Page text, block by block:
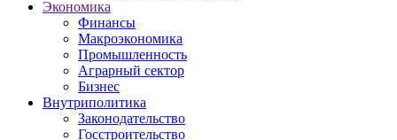
Экономика
Финансы
Макроэкономика
Промышленность
Аграрный сектор
Бизнес
Внутриполитика
Законодательство
Госстроительство